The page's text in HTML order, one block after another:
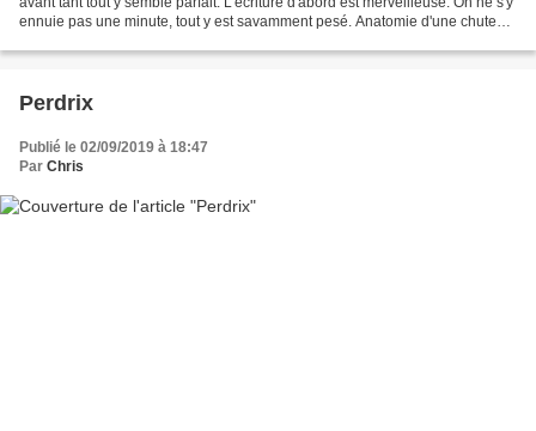
ennuie pas une minute, tout y est savamment pesé. Anatomie d'une chute
Perdrix
Publié le 02/09/2019 à 18:47
Par Chris